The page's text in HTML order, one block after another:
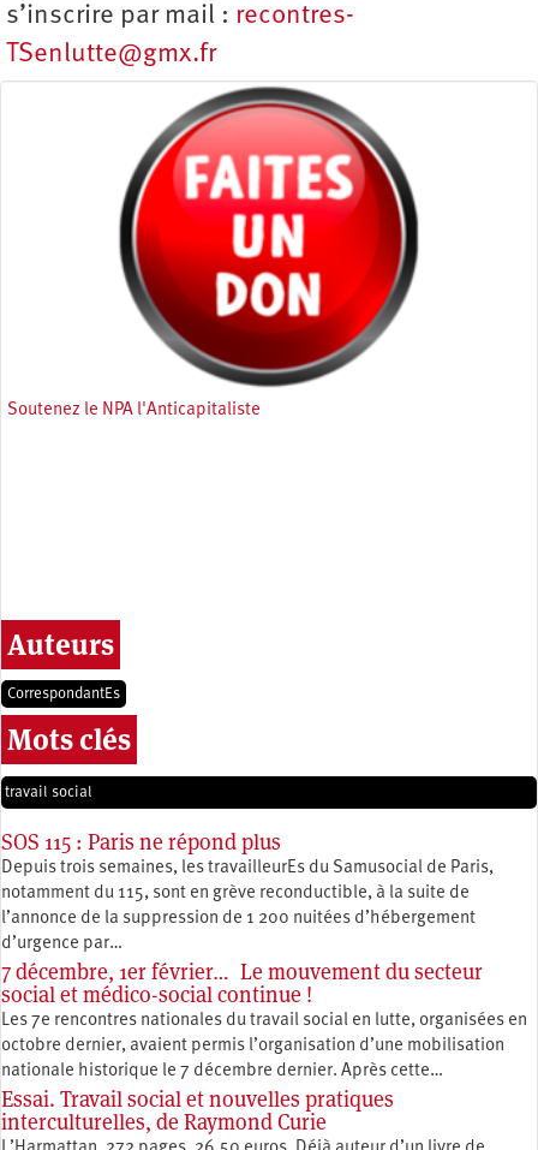
s’inscrire par mail : recontres­
TSenlutte@gmx.fr
Soutenez le NPA l'Anticapitaliste
Auteurs
CorrespondantEs
Mots clés
travail social
SOS 115 : Paris ne répond plus
Depuis trois semaines, les travailleurEs du Samusocial de Paris,
notamment du 115, sont en grève reconductible, à la suite de
l’annonce de la suppression de 1 200 nuitées d’hébergement
d’urgence par…
7 décembre, 1er février… Le mouvement du secteur
social et médico-social continue !
Les 7e rencontres nationales du travail social en lutte, organisées en
octobre dernier, avaient permis l’organisation d’une mobilisation
nationale historique le 7 décembre dernier. Après cette…
Essai. Travail social et nouvelles pratiques
interculturelles, de Raymond Curie